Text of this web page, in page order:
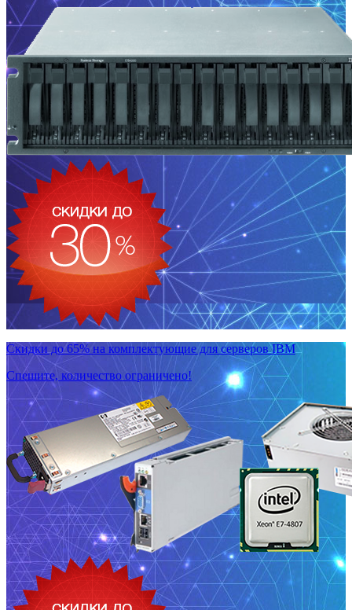
Скидки до 65% на комплектующие для серверов IBM
Спешите, количество ограничено!